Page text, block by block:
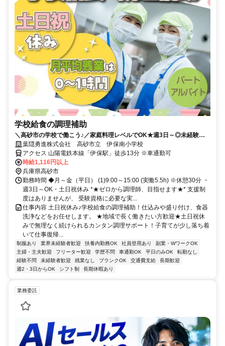
学校給食の調理補助
＼高砂市の学校で働こう♪／家庭料理レベルでOK★週3日～◎未経験
可！“おいしい”を届けよう♪
葉隠勇進株式会社 高砂市立 伊保南小学校
アクセス 山陽電鉄本線「伊保駅」徒歩13分 ※車通勤可
時給1,116円以上
兵庫県高砂市
勤務時間 ◆月～金（平日） (1)9:00～15:00 (実働5.5h) ※休憩30分 ・
週3日～OK・土日祝休み *★ゼロから調理師、目指せます★* 支援制
度はありませんが、 受験資格に必要な実...
仕事内容 土日祝休み♪学校給食の調理補助！仕込みや盛り付け、食器
洗浄などをお任せします。 ★地域で長く働きたい方歓迎★土日祝休
みで無理なく続けられるカンタン調理サポート！子育てが少し落ち着
いて仕事復帰...
制服あり 業界未経験者歓迎 扶養内勤務OK 社員登用あり
副業・WワークOK
主婦・主夫歓迎
フリーター歓迎 学歴不問 車通勤OK 平日のみOK
転勤なし
経験不問
未経験者歓迎 残業なし ブランクOK 交通費支給
長期歓迎
週2・3日からOK
シフト制 長期休暇あり
業務委託